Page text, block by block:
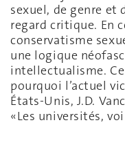
sexuel, de genre et
regard critique. En
conservatisme
une logique
intellectualisme.
pourquoi l’actuel
États-Unis, J.D.
«Les universités,